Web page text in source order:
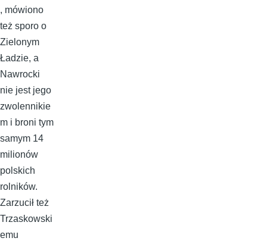
, mówiono
też sporo o
Zielonym
Ładzie, a
Nawrocki
nie jest jego
zwolennikie
m i broni tym
samym 14
milionów
polskich
rolników.
Zarzucił też
Trzaskowski
emu